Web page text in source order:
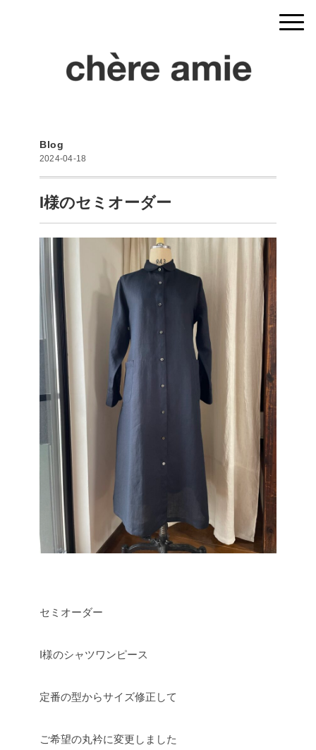
Blog
2024-04-18
I様のセミオーダー
セミオーダー
I様のシャツワンピース
定番の型からサイズ修正して
ご希望の丸衿に変更しました